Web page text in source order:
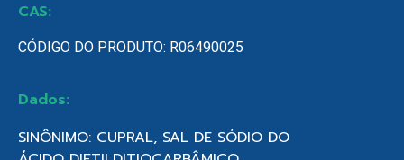
CAS:
CÓDIGO DO PRODUTO: R06490025
Dados:
SINÔNIMO: CUPRAL, SAL DE SÓDIO DO